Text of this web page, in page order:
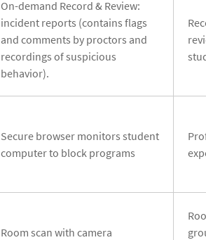
On-demand Record & Review:
incident reports (contains flags
and comments by proctors and
recordings of suspicious
behavior).
Secure browser monitors student
computer to block programs
Room scan with camera